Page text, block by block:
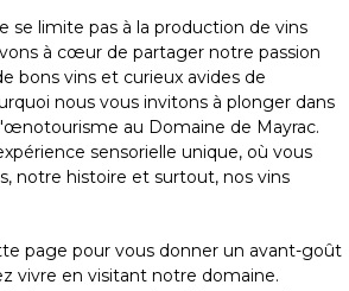
se limite pas à la production de vins
à cœur de partager notre passion
bons vins et curieux avides de
nous vous invitons à plonger dans
au Domaine de Mayrac.
sensorielle unique, où vous
notre histoire et surtout, nos vins
page pour vous donner un avant-goût
vivre en visitant notre domaine.